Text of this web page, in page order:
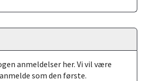
anmeldelser her. Vi vil være
som den første.